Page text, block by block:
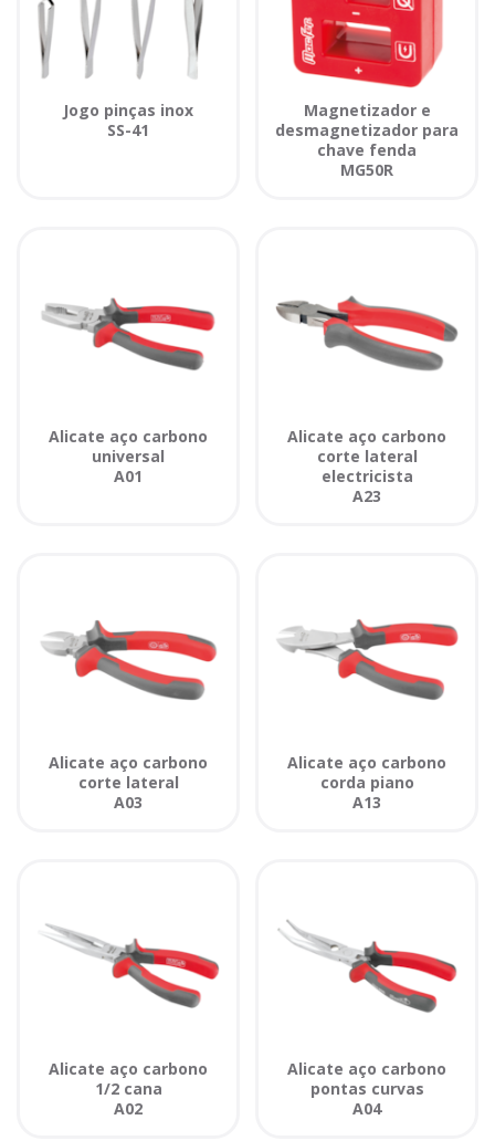
Jogo pinças inox
SS-41
Magnetizador e
desmagnetizador para
chave fenda
MG50R
Alicate aço carbono
universal
A01
Alicate aço carbono
corte lateral
electricista
A23
Alicate aço carbono
corte lateral
A03
Alicate aço carbono
corda piano
A13
Alicate aço carbono
1/2 cana
A02
Alicate aço carbono
pontas curvas
A04